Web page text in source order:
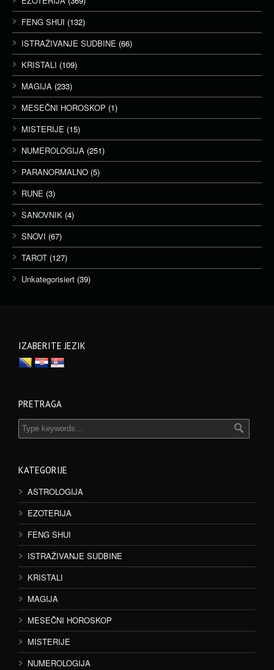
FENG SHUI (132)
ISTRAŽIVANJE SUDBINE (66)
KRISTALI (109)
MAGIJA (233)
MESEČNI HOROSKOP (1)
MISTERIJE (15)
NUMEROLOGIJA (251)
PARANORMALNO (5)
RUNE (3)
SANOVNIK (4)
SNOVI (67)
TAROT (127)
Unkategorisiert (39)
IZABERITE JEZIK
PRETRAGA
KATEGORIJE
ASTROLOGIJA
EZOTERIJA
FENG SHUI
ISTRAŽIVANJE SUDBINE
KRISTALI
MAGIJA
MESEČNI HOROSKOP
MISTERIJE
NUMEROLOGIJA